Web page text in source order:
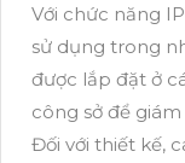
Với chức năng
sử dụng trong
được lắp đặt ở
công sở để
Đối với thiết kế,